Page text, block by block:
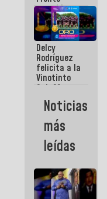
restableceremos
las
operaciones
en el
Aeropuerto
Internacional
de
Maiquetía
Delcy
Rodríguez
felicita a la
Vinotinto
Sub 20
campeona
frente
México Sub
23 en los
Centroamericanos
Noticias
más
leídas